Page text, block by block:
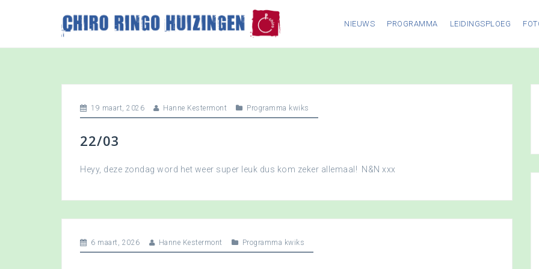
p
NIEUWS PROGRAMMA LEIDINGSPLOEG
19 maart, 2026 Hanne Kestermont Programma kwiks
22/03
Heyy, deze zondag word het weer super leuk dus kom zeker allemaal! N&N xxx
6 maart, 2026 Hanne Kestermont Programma kwiks